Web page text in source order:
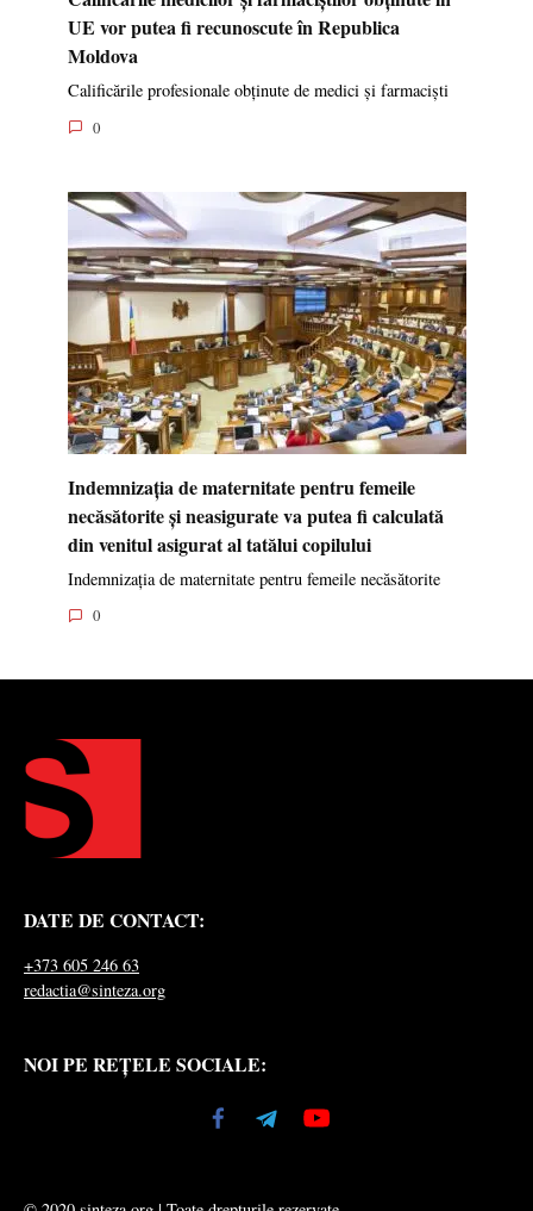
UE vor putea fi recunoscute în Republica
Moldova
Calificările profesionale obținute de medici și farmaciști
0
Indemnizația de maternitate pentru femeile
necăsătorite și neasigurate va putea fi calculată
din venitul asigurat al tatălui copilului
Indemnizația de maternitate pentru femeile necăsătorite
0
DATE DE CONTACT:
+373 605 246 63
redactia@sinteza.org
NOI PE REȚELE SOCIALE: